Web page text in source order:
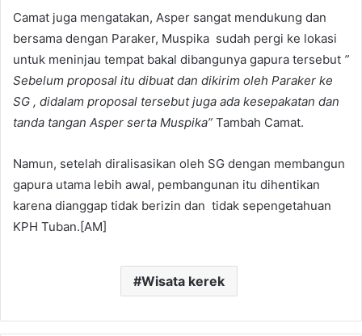
Camat juga mengatakan, Asper sangat mendukung dan
bersama dengan Paraker, Muspika sudah pergi ke lokasi
untuk meninjau tempat bakal dibangunya gapura tersebut ”
Sebelum proposal itu dibuat dan dikirim oleh Paraker ke
SG , didalam proposal tersebut juga ada kesepakatan dan
tanda tangan Asper serta Muspika” Tambah Camat.
Namun, setelah diralisasikan oleh SG dengan membangun
gapura utama lebih awal, pembangunan itu dihentikan
karena dianggap tidak berizin dan tidak sepengetahuan
KPH Tuban.[AM]
Wisata kerek